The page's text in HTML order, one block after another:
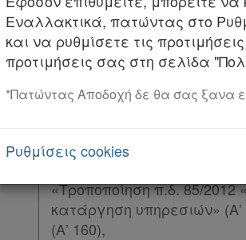
Έχοντας υπόψη: 1. Τις
ν. 27/1975 (Α’ 77) και
άρθρου 25 του ν. 2515/1997
άρθρου 4 του ν. 3752/2009
Κεφαλαίου Α’, του Πρώτου
όπως έχει τροποποιηθεί,
«Ίδρυση και μετονομασία
και ειδικότερα το άρθρο
«Τροποποίηση π.δ. 85/
κατάργηση υπηρεσιών» (Α’
(Α’ 160),
Εναλλακτικά, πατώντας στο
και να ρυθμίσετε τις
προτιμήσεις σας στη σελίδα
*Πατώντας Αποδοχή δε θα σας ξανα
Ρυθμίσεις cookies